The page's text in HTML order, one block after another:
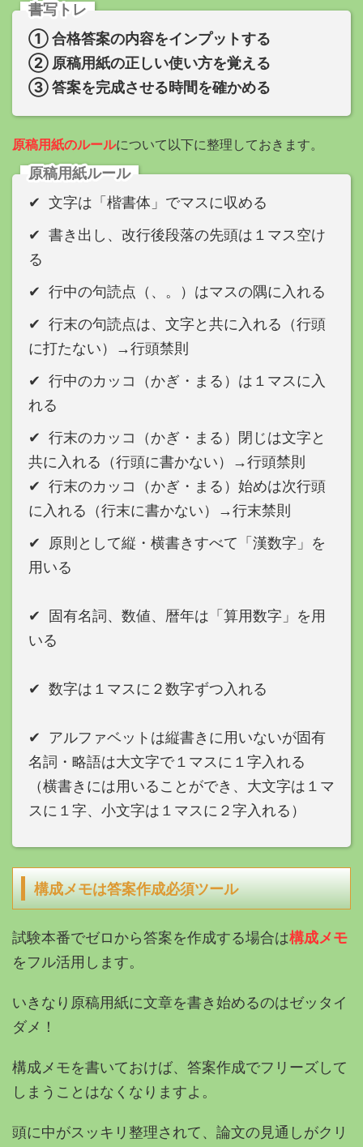
書写トレ
① 合格答案の内容をインプットする
② 原稿用紙の正しい使い方を覚える
③ 答案を完成させる時間を確かめる
原稿用紙のルールについて以下に整理しておきます。
原稿用紙ルール
✔︎ 文字は「楷書体」でマスに収める
✔︎ 書き出し、改行後段落の先頭は１マス空け
る
✔︎ 行中の句読点（、。）はマスの隅に入れる
✔︎ 行末の句読点は、文字と共に入れる（行頭
に打たない）→行頭禁則
✔︎ 行中のカッコ（かぎ・まる）は１マスに入
れる
✔︎ 行末のカッコ（かぎ・まる）閉じは文字と
共に入れる（行頭に書かない）→行頭禁則
✔︎ 行末のカッコ（かぎ・まる）始めは次行頭
に入れる（行末に書かない）→行末禁則
✔︎ 原則として縦・横書きすべて「漢数字」を
用いる
✔︎ 固有名詞、数値、暦年は「算用数字」を用
いる
✔︎ 数字は１マスに２数字ずつ入れる
✔︎ アルファベットは縦書きに用いないが固有
名詞・略語は大文字で１マスに１字入れる
（横書きには用いることができ、大文字は１マ
スに１字、小文字は１マスに２字入れる）
構成メモは答案作成必須ツール
試験本番でゼロから答案を作成する場合は構成メモ
をフル活用します。
いきなり原稿用紙に文章を書き始めるのはゼッタイ
ダメ！
構成メモを書いておけば、答案作成でフリーズして
しまうことはなくなりますよ。
頭に中がスッキリ整理されて、論文の見通しがクリ